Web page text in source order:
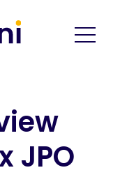
JPO